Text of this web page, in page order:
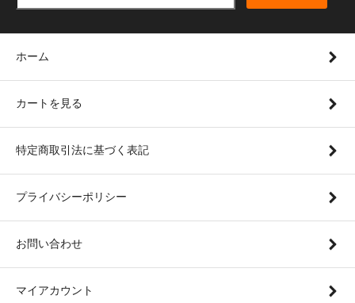
ホーム
カートを見る
特定商取引法に基づく表記
プライバシーポリシー
お問い合わせ
マイアカウント